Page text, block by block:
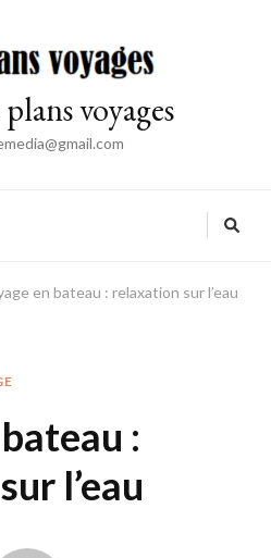
voyages
en bateau : relaxation sur l’eau
:
l’eau